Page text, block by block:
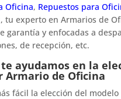
Oficina, Repuestos para
, tu experto en Armarios de
garantía y enfocadas a
de recepción, etc.
ayudamos en la
Armario de Oficina
fácil la elección del modelo